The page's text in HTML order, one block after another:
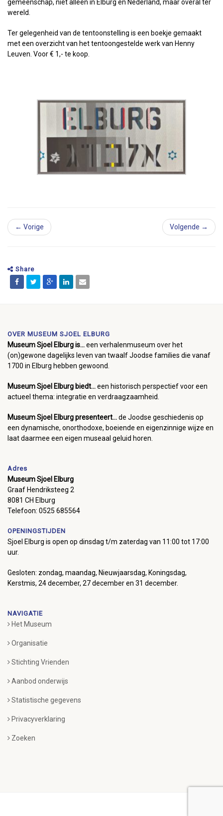
gemeenschap, niet alleen in Elburg en Nederland, maar overal ter
wereld.
Ter gelegenheid van de tentoonstelling is een boekje gemaakt
met een overzicht van het tentoongestelde werk van Henny
Leuven. Voor € 1,- te koop.
← Vorige Volgende →
Share
OVER MUSEUM SJOEL ELBURG
Museum Sjoel Elburg is...een verhalenmuseum over het
(on)gewone dagelijks leven van twaalf Joodse families die vanaf
1700 in Elburg hebben gewoond.
Museum Sjoel Elburg biedt...een historisch perspectief voor een
actueel thema: integratie en verdraagzaamheid.
Museum Sjoel Elburg presenteert...de Joodse geschiedenis op
een dynamische, onorthodoxe, boeiende en eigenzinnige wijze en
laat daarmee een eigen museaal geluid horen.
Adres
Museum Sjoel Elburg
Graaf Hendriksteeg 2
8081 CH Elburg
Telefoon: 0525 685564
OPENINGSTIJDEN
Sjoel Elburg is open op dinsdag t/m zaterdag van 11:00 tot 17:00
uur.
Gesloten: zondag, maandag, Nieuwjaarsdag, Koningsdag,
Kerstmis, 24 december, 27 december en 31 december.
NAVIGATIE
Het Museum
Organisatie
Stichting Vrienden
Aanbod onderwijs
Statistische gegevens
Privacyverklaring
Zoeken